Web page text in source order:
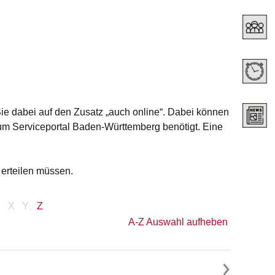
dabei auf den Zusatz „auch online“. Dabei können
Serviceportal Baden-Württemberg benötigt. Eine
müssen.
X Y
Z
A-Z Auswahl aufheben